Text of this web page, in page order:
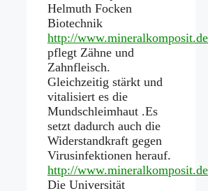
Helmuth Focken
Biotechnik
http://
pflegt Zähne und
Zahnfleisch.
Gleichzeitig stärkt und
vitalisiert es die
Mundschleimhaut .Es
setzt dadurch auch die
Widerstandkraft gegen
Virusinfektionen herauf.
http://
Die Universität